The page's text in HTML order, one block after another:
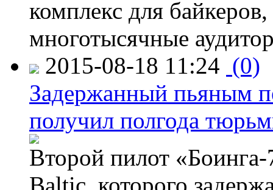
комплекс для
многотысячные
2015-08-18 11:24 (0)
Задержанный пьяным
получил полгода
Второй пилот
Baltic, которого